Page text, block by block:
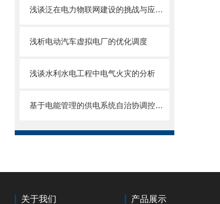
浅谈泛在电力物联网建设的挑战与应用及产品选型
浅析电动汽车虚拟电厂的优化调度
浅谈水利水电工程中电气火灾的分析
基于电能管理的供电系统自治协调控制与应用
关于我们 产品展示